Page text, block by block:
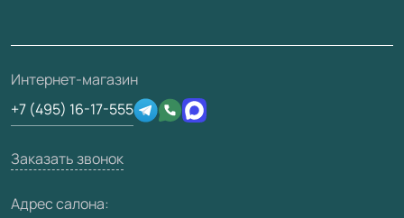
Отзывы клиентов
Техническая информация
Юридическая информация
3D-модели
О фабрике
Сертификаты
Производство
Вакансии
Интернет-магазин
+7 (495) 16-17-555
Заказать звонок
Адрес салона: